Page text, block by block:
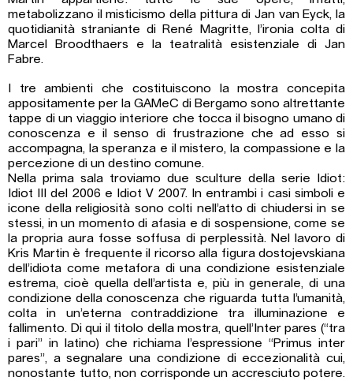
metabolizzano il misticismo della pittura di Jan van Eyck, la
quotidianità straniante di René Magritte, l’ironia colta di
Marcel Broodthaers e la teatralità esistenziale di Jan
Fabre.
I tre ambienti che costituiscono la mostra concepita
appositamente per la GAMeC di Bergamo sono altrettante
tappe di un viaggio interiore che tocca il bisogno umano di
conoscenza e il senso di frustrazione che ad esso si
accompagna, la speranza e il mistero, la compassione e la
percezione di un destino comune.
Nella prima sala troviamo due sculture della serie Idiot:
Idiot III del 2006 e Idiot V 2007. In entrambi i casi simboli e
icone della religiosità sono colti nell’atto di chiudersi in se
stessi, in un momento di afasia e di sospensione, come se
la propria aura fosse soffusa di perplessità. Nel lavoro di
Kris Martin è frequente il ricorso alla figura dostojevskiana
dell’idiota come metafora di una condizione esistenziale
estrema, cioè quella dell’artista e, più in generale, di una
condizione della conoscenza che riguarda tutta l’umanità,
colta in un’eterna contraddizione tra illuminazione e
fallimento. Di qui il titolo della mostra, quell’Inter pares (“tra
i pari” in latino) che richiama l’espressione “Primus inter
pares”, a segnalare una condizione di eccezionalità cui,
nonostante tutto, non corrisponde un accresciuto potere.